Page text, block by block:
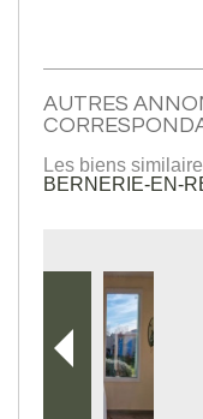
AUTRES
Les biens
BERNERIE-EN-